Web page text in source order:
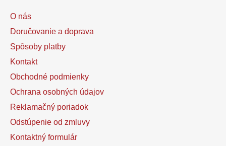
O nás
Doručovanie a doprava
Spôsoby platby
Kontakt
Obchodné podmienky
Ochrana osobných údajov
Reklamačný poriadok
Odstúpenie od zmluvy
Kontaktný formulár